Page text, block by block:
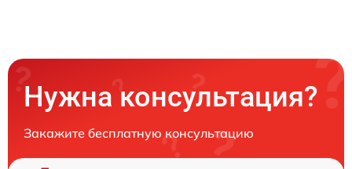
Нужна консультация?
Закажите бесплатную консультацию